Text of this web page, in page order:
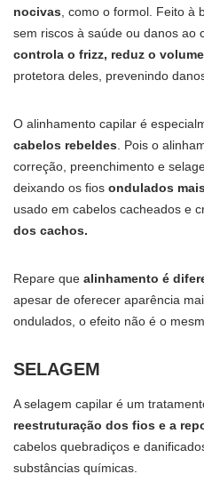
nocivas , como o formol. Feito à
sem riscos à saúde ou danos ao
controla o frizz, reduz o volume
protetora deles, prevenindo
O alinhamento capilar é
cabelos rebeldes . Pois o
correção, preenchimento e
deixando os fios ondulados
usado em cabelos cacheados e
dos cachos.
Repare que alinhamento é
apesar de oferecer aparência
ondulados, o efeito não é o
SELAGEM
A selagem capilar é um
reestruturação dos fios e a
cabelos quebradiços e
substâncias químicas.